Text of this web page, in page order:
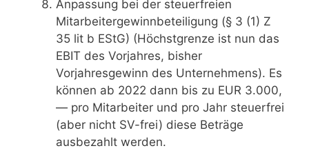
Anpassung bei der steuerfreien
Mitarbeitergewinnbeteiligung (§ 3 (1) Z
35 lit b EStG) (Höchstgrenze ist nun das
EBIT des Vorjahres, bisher
Vorjahresgewinn des Unternehmens). Es
können ab 2022 dann bis zu EUR 3.000,
— pro Mitarbeiter und pro Jahr steuerfrei
(aber nicht SV-frei) diese Beträge
ausbezahlt werden.